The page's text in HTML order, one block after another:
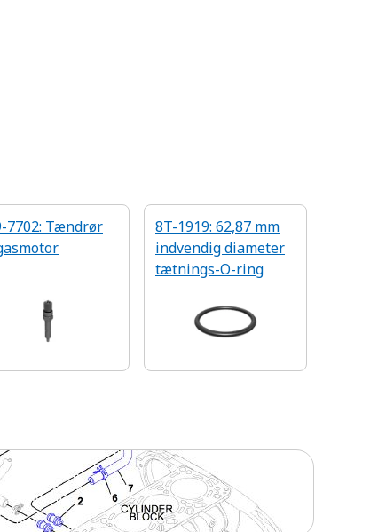
7702: Tændrør
8T-1919: 62,87 mm
indvendig diameter
tætnings-O-ring